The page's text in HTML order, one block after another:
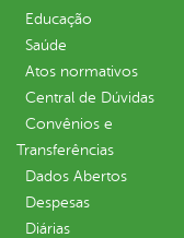
Educação
Saúde
Atos normativos
Central de Dúvidas
Convênios e
Transferências
Dados Abertos
Despesas
Diárias